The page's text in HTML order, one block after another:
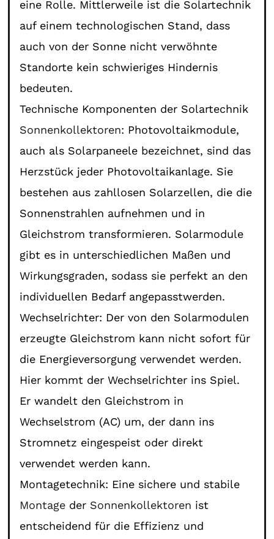
eine Rolle. Mittlerweile ist die Solartechnik
auf einem technologischen Stand, dass
auch von der Sonne nicht verwöhnte
Standorte kein schwieriges Hindernis
bedeuten.
Technische Komponenten der Solartechnik
Sonnenkollektoren: Photovoltaikmodule,
auch als Solarpaneele bezeichnet, sind das
Herzstück jeder Photovoltaikanlage. Sie
bestehen aus zahllosen Solarzellen, die die
Sonnenstrahlen aufnehmen und in
Gleichstrom transformieren. Solarmodule
gibt es in unterschiedlichen Maßen und
Wirkungsgraden, sodass sie perfekt an den
individuellen Bedarf angepasstwerden.
Wechselrichter: Der von den Solarmodulen
erzeugte Gleichstrom kann nicht sofort für
die Energieversorgung verwendet werden.
Hier kommt der Wechselrichter ins Spiel.
Er wandelt den Gleichstrom in
Wechselstrom (AC) um, der dann ins
Stromnetz eingespeist oder direkt
verwendet werden kann.
Montagetechnik: Eine sichere und stabile
Montage der Sonnenkollektoren ist
entscheidend für die Effizienz und